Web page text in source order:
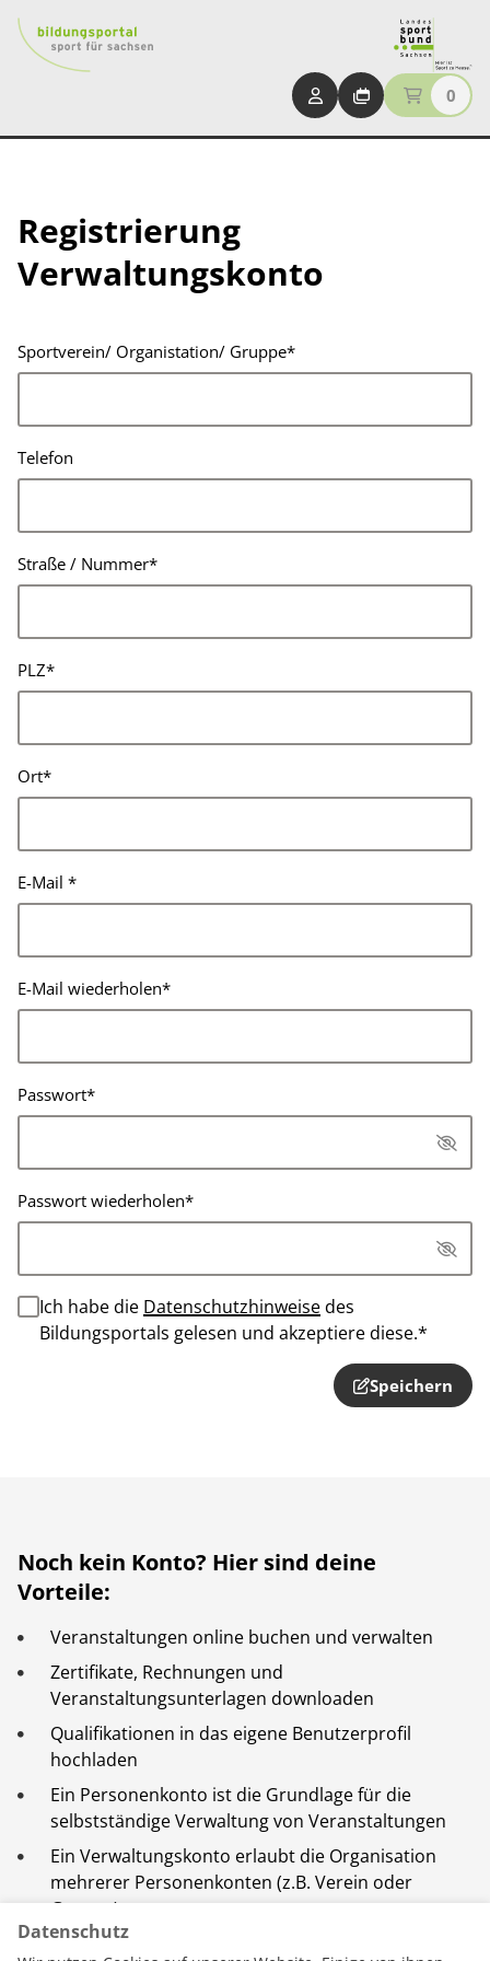
0
Registrierung
Verwaltungskonto
Sportverein/ Organistation/ Gruppe*
Telefon
Straße / Nummer*
PLZ*
Ort*
E-Mail *
E-Mail wiederholen*
Passwort*
Passwort wiederholen*
Ich habe die Datenschutzhinweisedes
Bildungsportals gelesen und akzeptiere diese.*
Speichern
Noch kein Konto? Hier sind deine
Vorteile:
Veranstaltungen online buchen und verwalten
Zertifikate, Rechnungen und
Veranstaltungsunterlagen downloaden
Qualifikationen in das eigene Benutzerprofil
hochladen
Ein Personenkonto ist die Grundlage für die
selbstständige Verwaltung von Veranstaltungen
Ein Verwaltungskonto erlaubt die Organisation
mehrerer Personenkonten (z.B. Verein oder
Gruppe)
Datenschutz